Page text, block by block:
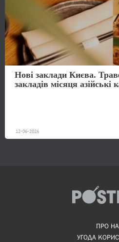
Нові заклади Києва.
закладів місяця азійські
12-06-2026
ПРО
УГОДА